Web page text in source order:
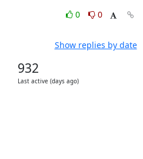
0
0
Show replies by date
932
Last active (days ago)